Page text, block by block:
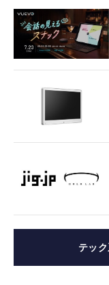
テッ